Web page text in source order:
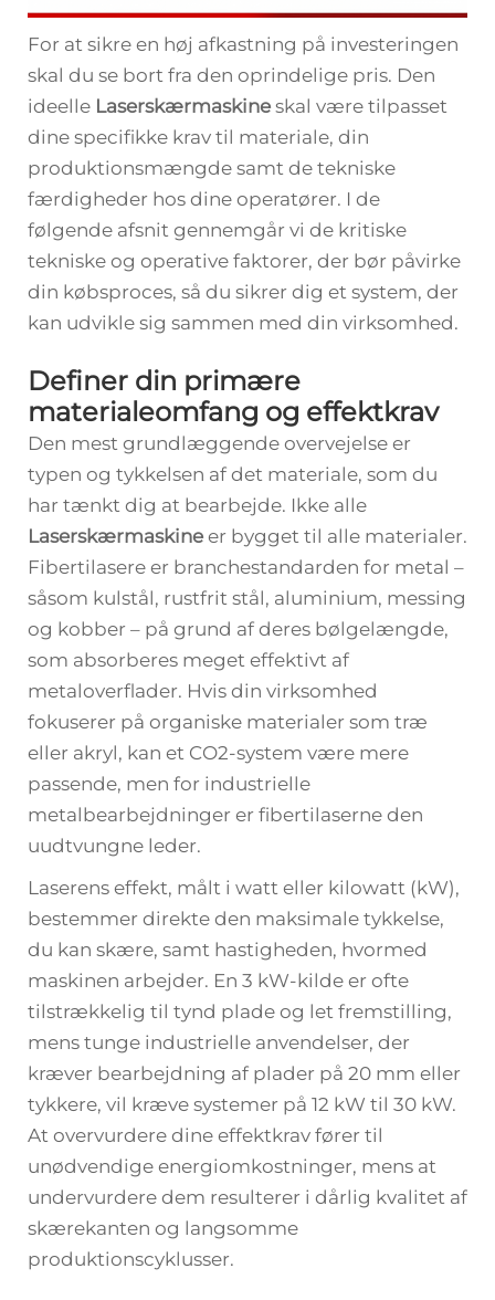
For at sikre en høj afkastning på investeringen
skal du se bort fra den oprindelige pris. Den
ideelle Laserskærmaskine skal være tilpasset
dine specifikke krav til materiale, din
produktionsmængde samt de tekniske
færdigheder hos dine operatører. I de
følgende afsnit gennemgår vi de kritiske
tekniske og operative faktorer, der bør påvirke
din købsproces, så du sikrer dig et system, der
kan udvikle sig sammen med din virksomhed.
Definer din primære
materialeomfang og effektkrav
Den mest grundlæggende overvejelse er
typen og tykkelsen af det materiale, som du
har tænkt dig at bearbejde. Ikke alle
Laserskærmaskine er bygget til alle materialer.
Fibertilasere er branchestandarden for metal –
såsom kulstål, rustfrit stål, aluminium, messing
og kobber – på grund af deres bølgelængde,
som absorberes meget effektivt af
metaloverflader. Hvis din virksomhed
fokuserer på organiske materialer som træ
eller akryl, kan et CO2-system være mere
passende, men for industrielle
metalbearbejdninger er fibertilaserne den
uudtvungne leder.
Laserens effekt, målt i watt eller kilowatt (kW),
bestemmer direkte den maksimale tykkelse,
du kan skære, samt hastigheden, hvormed
maskinen arbejder. En 3 kW-kilde er ofte
tilstrækkelig til tynd plade og let fremstilling,
mens tunge industrielle anvendelser, der
kræver bearbejdning af plader på 20 mm eller
tykkere, vil kræve systemer på 12 kW til 30 kW.
At overvurdere dine effektkrav fører til
unødvendige energiomkostninger, mens at
undervurdere dem resulterer i dårlig kvalitet af
skærekanten og langsomme
produktionscyklusser.